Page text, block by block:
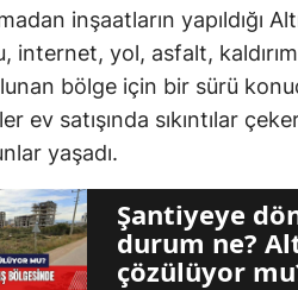
inşaatların yapıldığı
internet, yol, asfalt,
bölge için bir sürü
ev satışında sıkıntılar
yaşadı.
Şantiyeye
durum ne?
çözülüyor